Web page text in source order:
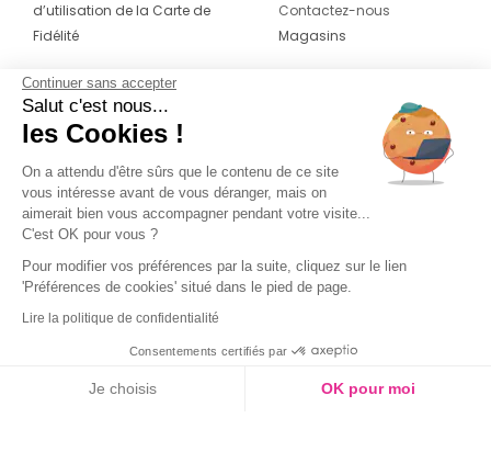
d’utilisation de la Carte de
Fidélité
Contactez-nous
Magasins
CONTACT
04 42 20 78 42
Du lundi au jeudi de 8h30 à 16h30 & le
vendredi de 8h30 à 15h30
Continuer sans accepter
Salut c'est nous...
les Cookies !
On a attendu d'être sûrs que le contenu de ce site
vous intéresse avant de vous déranger, mais on
aimerait bien vous accompagner pendant votre visite...
C'est OK pour vous ?
Pour modifier vos préférences par la suite, cliquez sur le lien
'Préférences de cookies' situé dans le pied de page.
Lire la politique de confidentialité
Consentements certifiés par
Je choisis OK pour moi